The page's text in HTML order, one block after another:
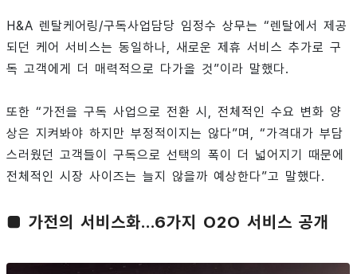
H&A 렌탈케어링/구독사업담당 임정수 상무는 “렌탈에서 제공
되던 케어 서비스는 동일하나, 새로운 제휴 서비스 추가로 구
독 고객에게 더 매력적으로 다가올 것”이라 말했다.
또한 “가전을 구독 사업으로 전환 시, 전체적인 수요 변화 양
상은 지켜봐야 하지만 부정적이지는 않다”며, “가격대가 부담
스러웠던 고객들이 구독으로 선택의 폭이 더 넓어지기 때문에
전체적인 시장 사이즈는 늘지 않을까 예상한다”고 말했다.
■ 가전의 서비스화…6가지 O2O 서비스 공개